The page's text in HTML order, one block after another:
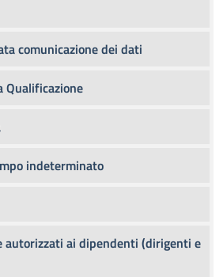
comunicazione dei dati
Qualificazione
indeterminato
autorizzati ai dipendenti (dirigenti e